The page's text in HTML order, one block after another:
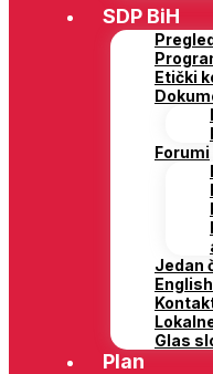
SDP BiH
Etički
Forumi
Jedan
English
Glas
Plan